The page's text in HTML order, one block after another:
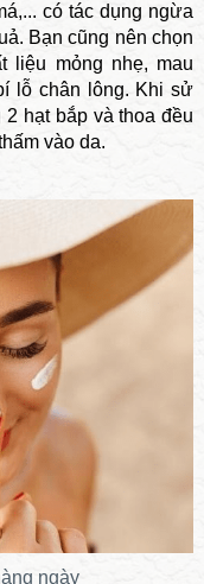
có tác dụng ngừa
Bạn cũng nên chọn
liệu mỏng nhẹ, mau
lỗ chân lông. Khi sử
hạt bắp và thoa đều
vào da.
ngày